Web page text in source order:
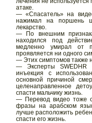
атаке.
— «Спасатель» на
нажимал на поршень
лекарство.
— По внешним
находился под
медленно умирал от
проявляется ни одного
— Этих симптомов также
— Эксперты SWEDHR
инъекция с
основной причиной
целенаправленное
спасти мальчику жизнь.
— Перевод видео тоже
фразы на арабском
лучше расположить
спасти его жизнь.